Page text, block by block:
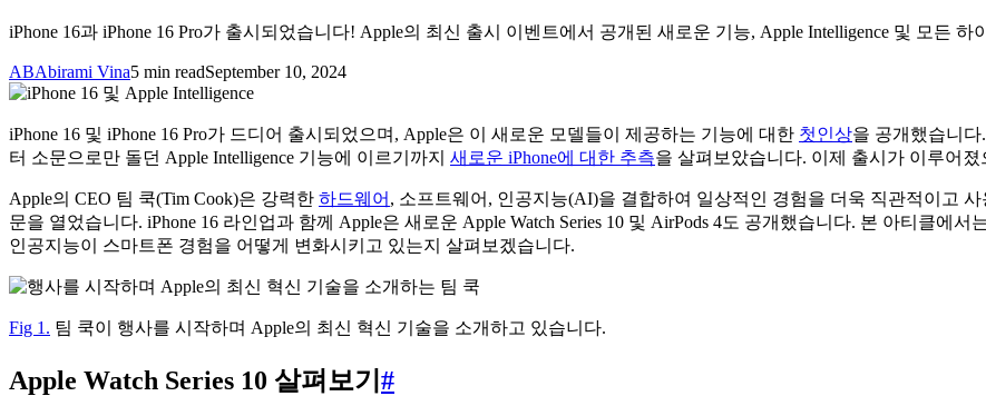
iPhone 16과 iPhone 16 Pro가 출시되었습니다! Apple의 최신 출시 이벤트에서 공개된 새로운 기능, Apple Intelligence 및 모든
ABAbirami Vina5 min readSeptember 10, 2024
iPhone 16 및 iPhone 16 Pro가 드디어 출시되었으며, Apple은 이 새로운 모델들이 제공하는 기능에 대한 첫인상을 공개했습니
터 소문으로만 돌던 Apple Intelligence 기능에 이르기까지 새로운 iPhone에 대한 추측을 살펴보았습니다. 이제 출시가 이루어
Apple의 CEO 팀 쿡(Tim Cook)은 강력한 하드웨어 , 소프트웨어, 인공지능(AI)을 결합하여 일상적인 경험을 더욱 직관적이고
문을 열었습니다. iPhone 16 라인업과 함께 Apple은 새로운 Apple Watch Series 10 및 AirPods 4도 공개했습니다. 본 아티클에
인공지능이 스마트폰 경험을 어떻게 변화시키고 있는지 살펴보겠습니다.
Fig 1. 팀 쿡이 행사를 시작하며 Apple의 최신 혁신 기술을 소개하고 있습니다.
Apple Watch Series 10 살펴보기 #